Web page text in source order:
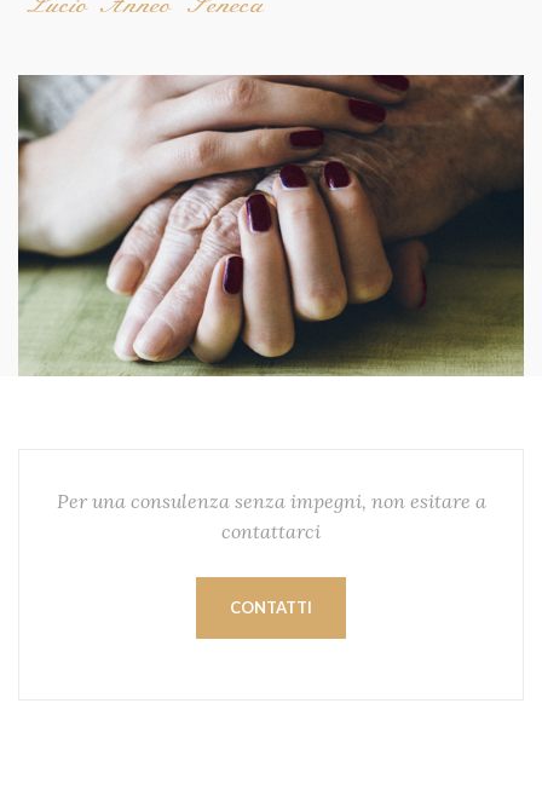
Per una consulenza senza impegni, non esitare a
contattarci
CONTATTI